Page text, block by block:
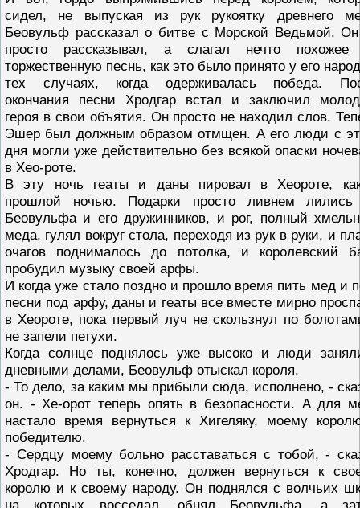
сидел, не выпуская из рук рукоятку древнего
Беовульф рассказал о битве с Морской Ведьмой.
просто рассказывал, а слагал нечто похожее
торжественную песнь, как это было принято у его
тех случаях, когда одерживалась победа.
окончания песни Хродгар встал и заключил
героя в свои объятия. Он просто не находил слов.
Эшер был должным образом отмщен. А его люди с
дня могли уже действительно без всякой опаски
в Хео-роте.
В эту ночь геаты и даны пировал в Хеороте,
прошлой ночью. Подарки просто ливнем
Беовульфа и его дружинников, и рог, полный
меда, гулял вокруг стола, переходя из рук в руки, и
очагов поднималось до потолка, и королевский
пробудил музыку своей арфы.
И когда уже стало поздно и прошло время пить мед и
песни под арфу, даны и геаты все вместе мирно
в Хеороте, пока первый луч не скользнул по
не запели петухи.
Когда солнце поднялось уже высоко и люди
дневными делами, Беовульф отыскал короля.
- То дело, за каким мы прибыли сюда, исполнено, -
он. - Хе-орот теперь опять в безопасности. А для
настало время вернуться к Хигеляку, моему
победителю.
- Сердцу моему больно расставаться с тобой, -
Хродгар. Но ты, конечно, должен вернуться к
королю и к своему народу. Он поднялся с волчьих